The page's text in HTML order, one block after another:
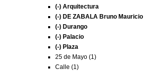
(-) Arquitectura
(-) DE ZABALA Bruno Mauricio
(-) Durango
(-) Palacio
(-) Plaza
25 de Mayo (1)
Calle (1)